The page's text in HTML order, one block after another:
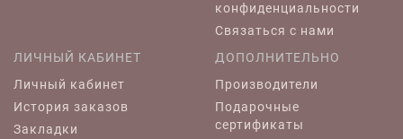
конфиденциальности
Связаться с нами
ЛИЧНЫЙ КАБИНЕТ
Личный кабинет
История заказов
Закладки
ДОПОЛНИТЕЛЬНО
Производители
Подарочные
сертификаты